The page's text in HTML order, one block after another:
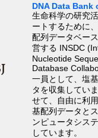
DNA Data Bank
生命科学の研究
ートするために
配列データベー
営する INSDC
Nucleotide
Database
一員として、塩
タを収集してい
せて、自由に利
基配列データと
ンピュータシス
しています。